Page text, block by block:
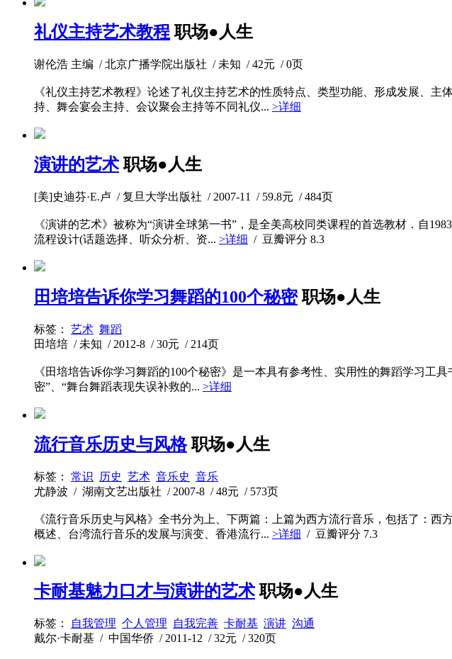
礼仪主持艺术教程 职场●人生
谢伦浩 主编 / 北京广播学院出版社 / 未知 / 42元 / 0页
《礼仪主持艺术教程》论述了礼仪主持艺术的性质特点、类型功能、形成发展、
持、舞会宴会主持、会议聚会主持等不同礼仪... >详细
演讲的艺术 职场●人生
[美]史迪芬·E.卢 / 复旦大学出版社 / 2007-11 / 59.8元 / 484页
《演讲的艺术》被称为“演讲全球第一书”，是全美高校同类课程的首选教材．自
流程设计(话题选择、听众分析、资... >详细 / 豆瓣评分 8.3
田培培告诉你学习舞蹈的100个秘密 职场●人生
标签： 艺术 舞蹈
田培培 / 未知 / 2012-8 / 30元 / 214页
《田培培告诉你学习舞蹈的100个秘密》是一本具有参考性、实用性的舞蹈学习工
密”、“舞台舞蹈表现失误补救的... >详细
流行音乐历史与风格 职场●人生
标签： 常识 历史 艺术 音乐史 音乐
尤静波 / 湖南文艺出版社 / 2007-8 / 48元 / 573页
《流行音乐历史与风格》全书分为上、下两篇：上篇为西方流行音乐，包括了：
概述、台湾流行音乐的发展与演变、香港流行... >详细 / 豆瓣评分 7.3
卡耐基魅力口才与演讲的艺术 职场●人生
标签： 自我管理 个人管理 自我完善 卡耐基 演讲 沟通
戴尔·卡耐基 / 中国华侨 / 2011-12 / 32元 / 320页